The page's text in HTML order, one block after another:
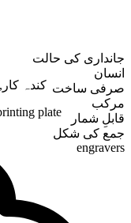
جانداری کی حالت
انسان
صرفی ساخت
مرکب
قابلِ شمار
جمع کی شکل
engravers
کندہ کار ,
plate